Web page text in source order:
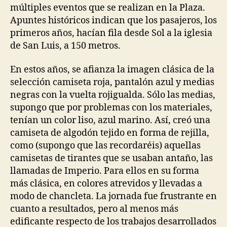
múltiples eventos que se realizan en la Plaza.
Apuntes históricos indican que los pasajeros, los
primeros años, hacían fila desde Sol a la iglesia
de San Luis, a 150 metros.
En estos años, se afianza la imagen clásica de la
selección camiseta roja, pantalón azul y medias
negras con la vuelta rojigualda. Sólo las medias,
supongo que por problemas con los materiales,
tenían un color liso, azul marino. Así, creó una
camiseta de algodón tejido en forma de rejilla,
como (supongo que las recordaréis) aquellas
camisetas de tirantes que se usaban antaño, las
llamadas de Imperio. Para ellos en su forma
más clásica, en colores atrevidos y llevadas a
modo de chancleta. La jornada fue frustrante en
cuanto a resultados, pero al menos más
edificante respecto de los trabajos desarrollados